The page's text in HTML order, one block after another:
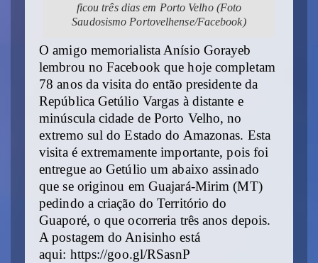
ficou três dias em Porto Velho (Foto
Saudosismo Portovelhense/Facebook)
O amigo memorialista Anísio Gorayeb
lembrou no Facebook que hoje completam
78 anos da visita do então presidente da
República Getúlio Vargas à distante e
minúscula cidade de Porto Velho, no
extremo sul do Estado do Amazonas. Esta
visita é extremamente importante, pois foi
entregue ao Getúlio um abaixo assinado
que se originou em Guajará-Mirim (MT)
pedindo a criação do Território do
Guaporé, o que ocorreria três anos depois.
A postagem do Anisinho está
aqui: https://goo.gl/RSasnP